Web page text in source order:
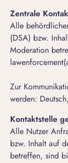
Zentrale
Alle
(DSA) bzw.
Moderation
Zur
werden:
Kontaktstelle
Alle Nutzer
bzw. Inhalt auf
betreffen, sind